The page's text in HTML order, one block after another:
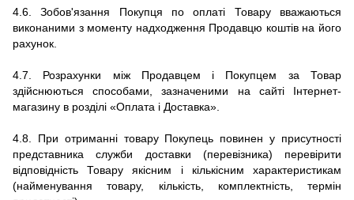
4.6.
Зобов'язання Покупця по оплаті Товару вважаються
виконаними з моменту надходження Продавцю коштів на його
рахунок.
4.7.
Розрахунки між Продавцем і Покупцем за Товар
здійснюються способами, зазначеними на сайті
Інтернет-
магазину в розділі «Оплата і Доставка».
4.8.
При отриманні товару Покупець повинен у присутності
представника служби доставки (перевізника) перевірити
відповідність Товару якісним і кількісним характеристикам
(найменування товару, кількість, комплектність, термін